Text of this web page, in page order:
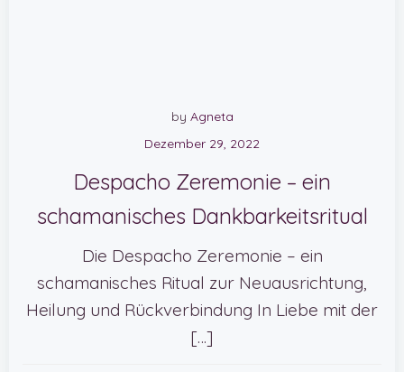
by Agneta
Dezember 29, 2022
Despacho Zeremonie – ein
schamanisches Dankbarkeitsritual
Die Despacho Zeremonie – ein
schamanisches Ritual zur Neuausrichtung,
Heilung und Rückverbindung In Liebe mit der
[…]